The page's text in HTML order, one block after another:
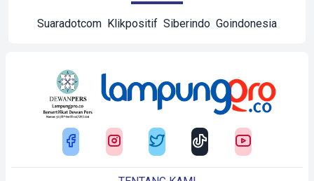
Suaradotcom Klikpositif Siberindo Goindonesia